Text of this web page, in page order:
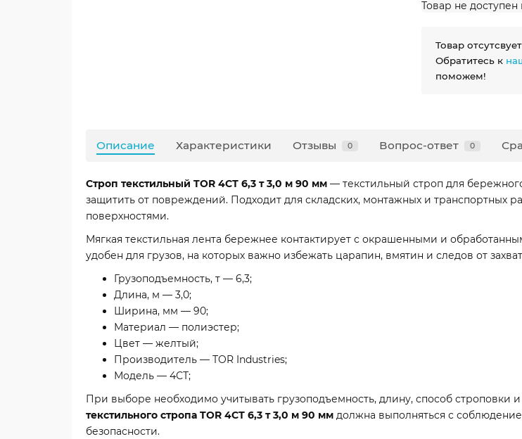
Товар не
Товар
Обратитесь к
поможем!
Описание Характеристики Отзывы 0 Вопрос-ответ 0
Строп текстильный TOR 4СТ 6,3 т 3,0 м 90 мм — текстильный строп для
защитить от повреждений. Подходит для складских, монтажных и транспортных
поверхностями.
Мягкая текстильная лента бережнее контактирует с окрашенными и
удобен для грузов, на которых важно избежать царапин, вмятин и следов от
Грузоподъемность, т — 6,3;
Длина, м — 3,0;
Ширина, мм — 90;
Материал — полиэстер;
Цвет — желтый;
Производитель — TOR Industries;
Модель — 4СТ;
При выборе необходимо учитывать грузоподъемность, длину, способ строповки и
текстильного стропа TOR 4СТ 6,3 т 3,0 м 90 мм должна выполняться с
безопасности.